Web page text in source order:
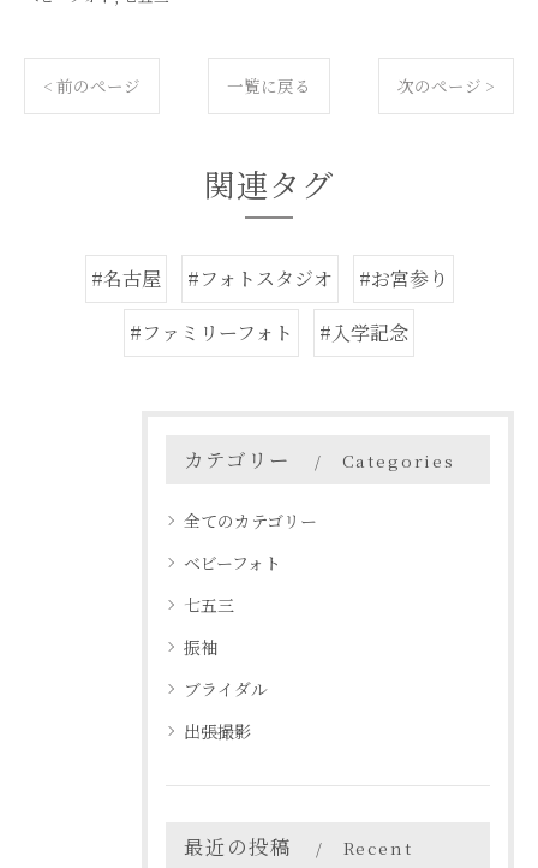
< 前のページ 一覧に戻る 次のページ >
関連タグ
#名古屋 #フォトスタジオ
#お宮参り
#ファミリーフォト
#入学記念
カテゴリー Categories
全てのカテゴリー
ベビーフォト
七五三
振袖
ブライダル
出張撮影
最近の投稿
Recent